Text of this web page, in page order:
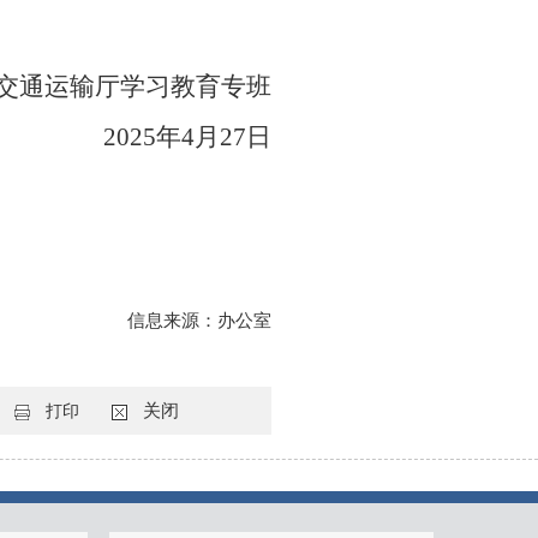
通运输厅学习教育专班
2025年4月27日
信息来源：办公室
打印 关闭